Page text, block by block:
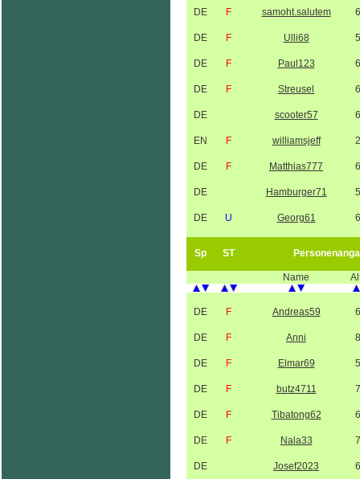
DE F samoht.salutem
DE F Ulli68
DE F Paul123
DE F Streusel
DE scooter57
EN F williamsjeff
DE F Matthias777
DE Hamburger71
DE U Georg61
Sp ST
Name
DE F Andreas59
DE F Anni
DE F Elmar69
DE F butz4711
DE F Tibatong62
DE F Nala33
DE Josef2023